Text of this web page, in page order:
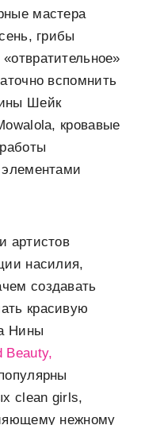
мастера
грибы
вспомнить
Шейк
кровавые
артистов
насилия,
создавать
красивую
Нины
Beauty,
clean girls,
нежному